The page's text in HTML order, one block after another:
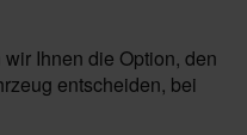
Ihnen die Option, den
entscheiden, bei